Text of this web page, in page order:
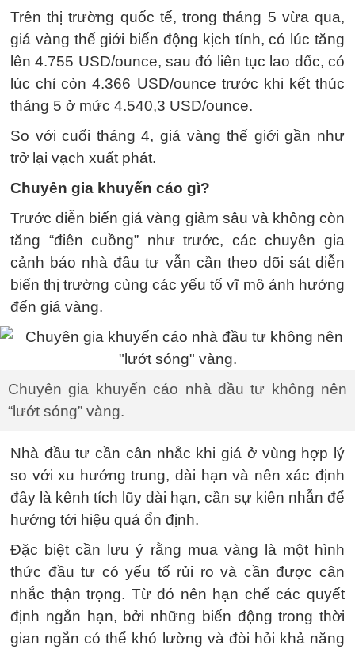
Trên thị trường quốc tế, trong tháng 5 vừa qua,
giá vàng thế giới biến động kịch tính, có lúc tăng
lên 4.755 USD/ounce, sau đó liên tục lao dốc, có
lúc chỉ còn 4.366 USD/ounce trước khi kết thúc
tháng 5 ở mức 4.540,3 USD/ounce.
So với cuối tháng 4, giá vàng thế giới gần như
trở lại vạch xuất phát.
Chuyên gia khuyến cáo gì?
Trước diễn biến giá vàng giảm sâu và không còn
tăng “điên cuồng” như trước, các chuyên gia
cảnh báo nhà đầu tư vẫn cần theo dõi sát diễn
biến thị trường cùng các yếu tố vĩ mô ảnh hưởng
đến giá vàng.
Chuyên gia khuyến cáo nhà đầu tư không nên
“lướt sóng” vàng.
Nhà đầu tư cần cân nhắc khi giá ở vùng hợp lý
so với xu hướng trung, dài hạn và nên xác định
đây là kênh tích lũy dài hạn, cần sự kiên nhẫn để
hướng tới hiệu quả ổn định.
Đặc biệt cần lưu ý rằng mua vàng là một hình
thức đầu tư có yếu tố rủi ro và cần được cân
nhắc thận trọng. Từ đó nên hạn chế các quyết
định ngắn hạn, bởi những biến động trong thời
gian ngắn có thể khó lường và đòi hỏi khả năng